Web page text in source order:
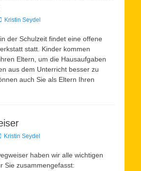
Kristin Seydel
der Schulzeit findet eine offene
statt. Kinder kommen
Eltern, um die Hausaufgaben
aus dem Unterricht besser zu
auch Sie als Eltern Ihren
Kristin Seydel
haben wir alle wichtigen
Sie zusammengefasst: